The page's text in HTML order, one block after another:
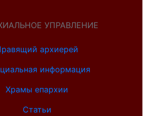
УПРАВЛЕНИЕ
архиерей
информация
Храмы епархии
Статьи